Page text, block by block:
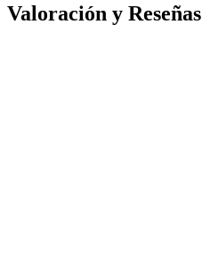
Valoración y Reseñas